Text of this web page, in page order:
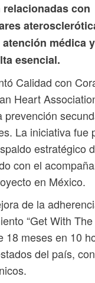
relacionadas con
médica
esencial.
Calidad con
Heart
La iniciativa fue
estratégico
con el
en México.
de la
“Get With
18 meses en 10
del país, con